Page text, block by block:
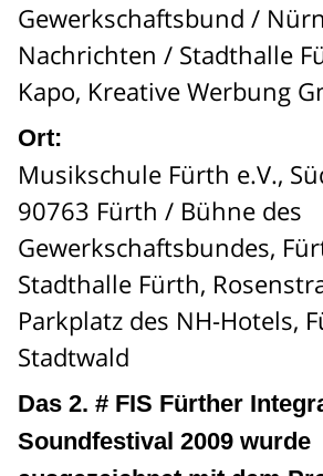
Gewerkschaftsbund /
Nachrichten / Stadthalle
Kapo, Kreative Werbung
Ort:
Musikschule Fürth e.V.,
90763 Fürth / Bühne des
Gewerkschaftsbundes,
Stadthalle Fürth,
Parkplatz des NH-Hotels,
Stadtwald
Das 2. # FIS Fürther
Soundfestival 2009 wurde